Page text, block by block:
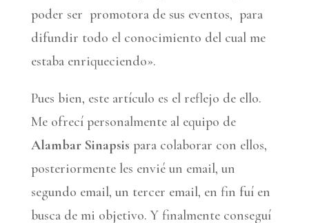
poder ser promotora de sus eventos, para
difundir todo el conocimiento del cual me
estaba enriqueciendo».
Pues bien, este artículo es el reflejo de ello.
Me ofrecí personalmente al equipo de
Alambar Sinapsis para colaborar con ellos,
posteriormente les envié un email, un
segundo email, un tercer email, en fin fuí en
busca de mi objetivo. Y finalmente conseguí